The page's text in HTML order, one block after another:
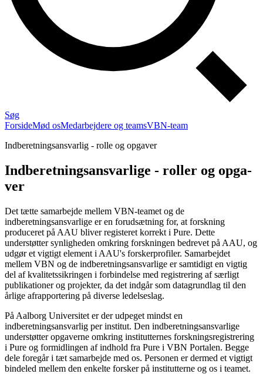
Søg
ForsideMød osMedarbejdere og teamsVBN-team
Indberetningsansvarlig - rolle og opgaver
Ind­be­ret­nings­an­svar­lige - rol­ler og op­ga­
ver
Det tætte samarbejde mellem VBN-teamet og de
indberetningsansvarlige er en forudsætning for, at forskning
produceret på AAU bliver registeret korrekt i Pure. Dette
understøtter synligheden omkring forskningen bedrevet på AAU, og
udgør et vigtigt element i AAU's forskerprofiler. Samarbejdet
mellem VBN og de indberetningsansvarlige er samtidigt en vigtig
del af kvalitetssikringen i forbindelse med registrering af særligt
publikationer og projekter, da det indgår som datagrundlag til den
årlige afrapportering på diverse ledelseslag.
På Aalborg Universitet er der udpeget mindst en
indberetningsansvarlig per institut. Den indberetningsansvarlige
understøtter opgaverne omkring institutternes forskningsregistrering
i Pure og formidlingen af indhold fra Pure i VBN Portalen. Begge
dele foregår i tæt samarbejde med os. Personen er dermed et vigtigt
bindeled mellem den enkelte forsker på institutterne og os i teamet.